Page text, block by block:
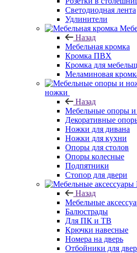
Светодиодная лента
Удлинители
Назад
Мебельная кромка
Кромка ПВХ
Кромка для
Меламиновая
ножки
Назад
Мебельные опоры
Декоративные
Ножки для дивана
Ножки для кухни
Опоры для столов
Опоры колесные
Подпятники
Стопор для двери
Назад
Мебельные
Балюстрады
Для ПК и ТВ
Крючки навесные
Номера на дверь
Отбойники для